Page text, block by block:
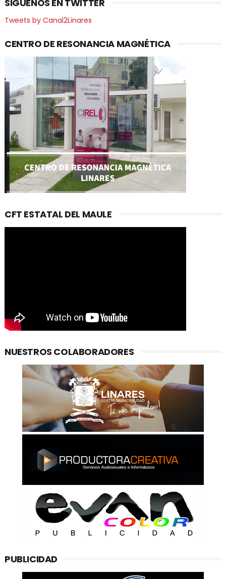
SIGUENOS EN TWITTER
Tweets by Canal2Linares
CENTRO DE RESONANCIA MAGNÉTICA
CFT ESTATAL DEL MAULE
NUESTROS COLABORADORES
PUBLICIDAD